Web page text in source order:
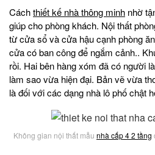
Cáchthiết kế nhà thông minh nhờ
giúp cho phòng khách. Nội thất
từ cửa sổ và cửa hậu cạnh phòng
cửa có ban công để ngắm cảnh..
rồi. Hai bên hàng xóm đã có người
làm sao vừa hiện đại. Bản vẽ vừa
là đối với các dạng nhà lô phố chật
Không gian nội thất mẫu nhà cấp 4 2 tầng